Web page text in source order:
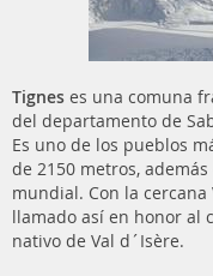
Tignes es una comuna
del departamento de
Es uno de los pueblos
de 2150 metros,
mundial. Con la cercana
llamado así en honor al
nativo de Val d´Isère.